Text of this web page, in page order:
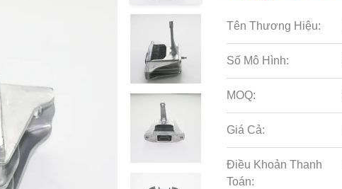
Tên Thương Hiệu:
Số Mô Hình:
MOQ:
Giá Cả:
Điều Khoản Thanh
Toán: